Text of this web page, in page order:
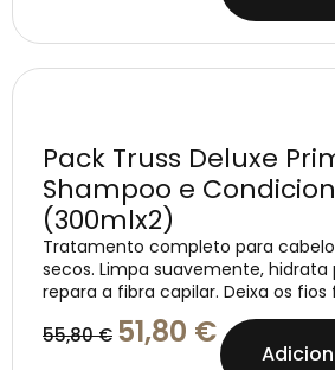
Pack Truss Deluxe
Shampoo e
(300mlx2)
Tratamento completo para
secos. Limpa suavemente,
repara a fibra capilar. Deixa os fios
55,80€ 51,80 €